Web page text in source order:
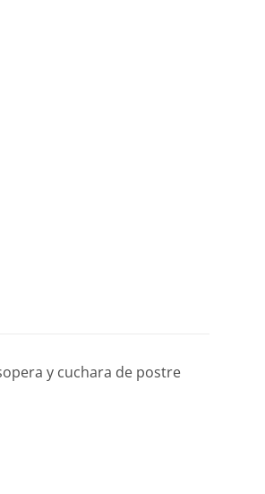
y cuchara de postre